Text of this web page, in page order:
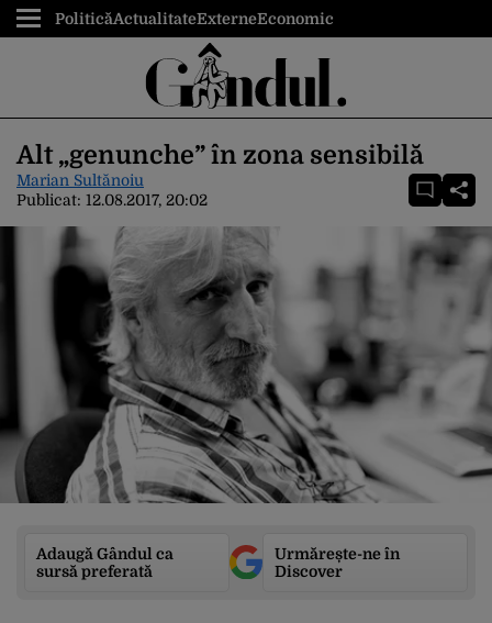
PoliticăActualitateExterneEconomic
Alt „genunche” în zona sensibilă
Marian Sultănoiu
Publicat: 12.08.2017, 20:02
Adaugă Gândul ca
sursă preferată
Urmărește-ne în
Discover